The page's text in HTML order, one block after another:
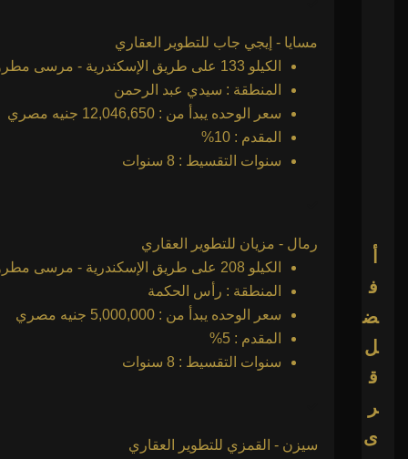
ف
ض
ل
ق
ر
ى
مسايا - إيجي جاب للتطوير العقاري
الكيلو 133 على طريق الإسكندرية - مرسى مطروح
المنطقة : سيدي عبد الرحمن
سعر الوحده يبدأ من : 12,046,650 جنيه مصري
المقدم : 10%
سنوات التقسيط : 8 سنوات
رمال - مزيان للتطوير العقاري
الكيلو 208 على طريق الإسكندرية - مرسى مطروح
المنطقة : رأس الحكمة
سعر الوحده يبدأ من : 5,000,000 جنيه مصري
المقدم : 5%
سنوات التقسيط : 8 سنوات
سيزن - القمزي للتطوير العقاري